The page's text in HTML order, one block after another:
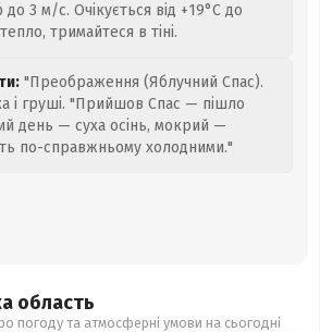
до 3 м/с. Очікується від +19°C до
тримайтеся в тіні.
"Преображення (Яблучний Спас).
і груші. "Прийшов Спас — пішло
день — суха осінь, мокрий —
по-справжньому холодними."
область
погоду та атмосферні умови на сьогодні